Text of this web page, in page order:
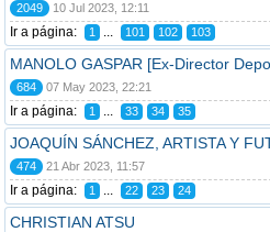
2049 10 Jul 2023, 12:11
Ir a página: 1 ... 101 102 103
MANOLO GASPAR [Ex-Director
684 07 May 2023, 22:21
Ir a página: 1 ... 33 34 35
JOAQUÍN SÁNCHEZ, ARTISTA Y
474 21 Abr 2023, 11:57
Ir a página: 1 ... 22 23 24
CHRISTIAN ATSU